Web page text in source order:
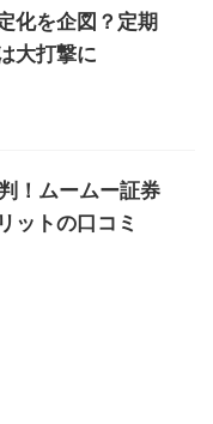
化を企図？定期
大打撃に
！ムームー証券
ットの口コミ